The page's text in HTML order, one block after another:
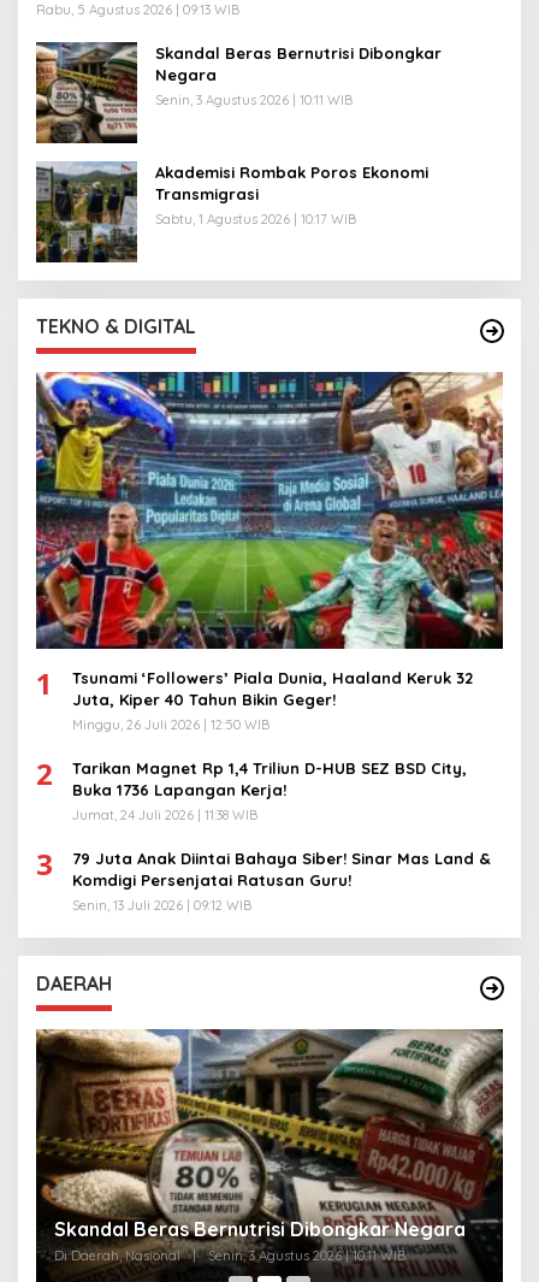
Rabu, 5 Agustus 2026 | 09:13 WIB
Skandal Beras Bernutrisi Dibongkar
Negara
Senin, 3 Agustus 2026 | 10:11 WIB
Akademisi Rombak Poros Ekonomi
Transmigrasi
Sabtu, 1 Agustus 2026 | 10:17 WIB
TEKNO & DIGITAL
1
Tsunami ‘Followers’ Piala Dunia, Haaland Keruk 32
Juta, Kiper 40 Tahun Bikin Geger!
Minggu, 26 Juli 2026 | 12:50 WIB
2
Tarikan Magnet Rp 1,4 Triliun D-HUB SEZ BSD City,
Buka 1736 Lapangan Kerja!
Jumat, 24 Juli 2026 | 11:38 WIB
3
79 Juta Anak Diintai Bahaya Siber! Sinar Mas Land &
Komdigi Persenjatai Ratusan Guru!
Senin, 13 Juli 2026 | 09:12 WIB
DAERAH
Skandal Beras Bernutrisi Dibongkar Negara
Di Daerah, Nasional | Senin, 3 Agustus 2026 | 10:11 WIB